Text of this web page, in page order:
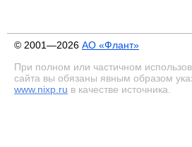
© 2001—2026 АО «Флант»
При полном или частичном
сайта вы обязаны явным образом
www.nixp.ru в качестве источника.